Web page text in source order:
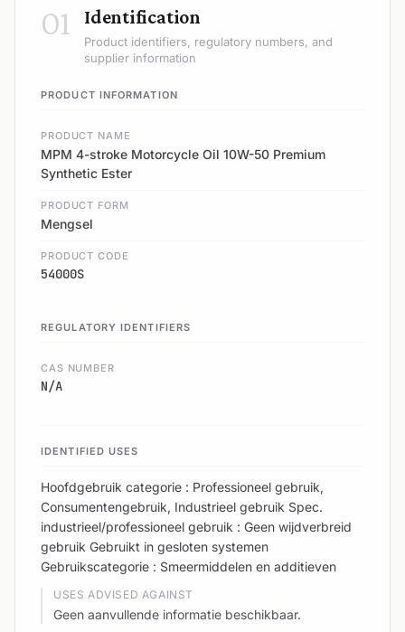
01 Identification
Product identifiers, regulatory numbers, and
supplier information
PRODUCT INFORMATION
PRODUCT NAME
MPM 4-stroke Motorcycle Oil 10W-50 Premium
Synthetic Ester
PRODUCT FORM
Mengsel
PRODUCT CODE
54000S
REGULATORY IDENTIFIERS
CAS NUMBER
N/A
IDENTIFIED USES
Hoofdgebruik categorie : Professioneel gebruik,
Consumentengebruik, Industrieel gebruik Spec.
industrieel/professioneel gebruik : Geen wijdverbreid
gebruik Gebruikt in gesloten systemen
Gebruikscategorie : Smeermiddelen en additieven
USES ADVISED AGAINST
Geen aanvullende informatie beschikbaar.